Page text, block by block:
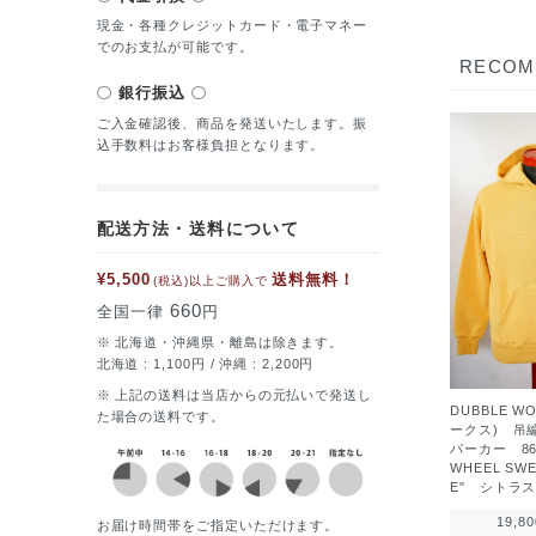
DUBBLE
ークス) 吊
パーカー
WHEEL
E" シトラス
現金・各種クレジットカード・電子マネー
でのお支払が可能です。
銀行振込
ご入金確認後、商品を発送いたします。振
込手数料はお客様負担となります。
配送方法・送料について
¥5,500 (税込)以上ご購入で 送料無料！
全国一律 660 円
※ 北海道・沖縄県・離島は除きます。
北海道 : 1,100円 / 沖縄 : 2,200円
※ 上記の送料は当店からの元払いで発送し
た場合の送料です。
お届け時間帯をご指定いただけます。